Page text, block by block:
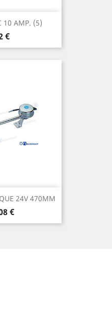
10 AMP. (5)
€
24V 470MM
€